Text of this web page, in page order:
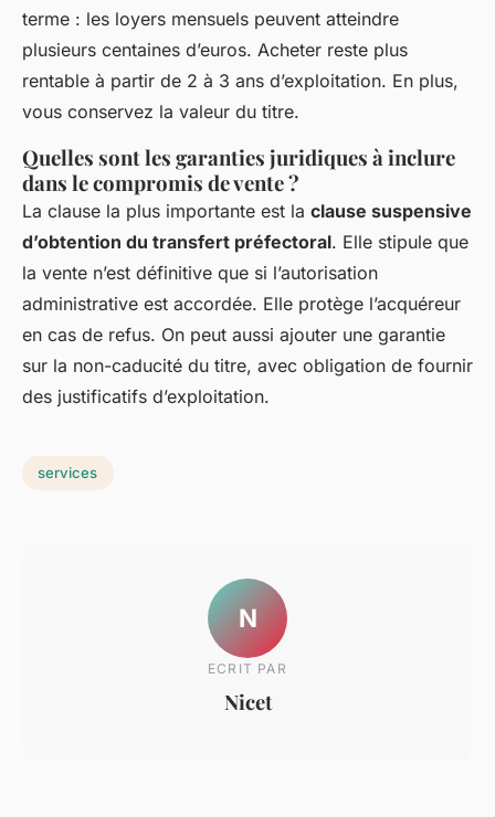
terme : les loyers mensuels peuvent atteindre
plusieurs centaines d’euros. Acheter reste plus
rentable à partir de 2 à 3 ans d’exploitation. En plus,
vous conservez la valeur du titre.
Quelles sont les garanties juridiques à inclure
dans le compromis de vente ?
La clause la plus importante est la clause suspensive
d’obtention du transfert préfectoral. Elle stipule que
la vente n’est définitive que si l’autorisation
administrative est accordée. Elle protège l’acquéreur
en cas de refus. On peut aussi ajouter une garantie
sur la non-caducité du titre, avec obligation de fournir
des justificatifs d’exploitation.
services
N
ECRIT PAR
Nicet